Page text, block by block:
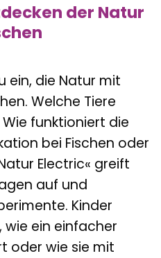
der Natur
ein, die Natur mit
Welche Tiere
funktioniert die
bei Fischen oder
Electric« greift
auf und
Kinder
wie ein einfacher
oder wie sie mit